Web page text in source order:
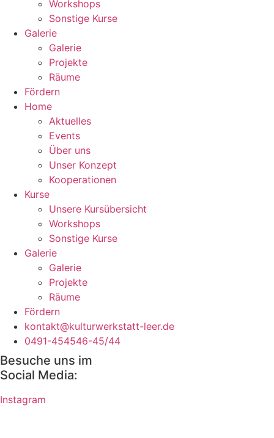
Workshops
Sonstige Kurse
Galerie
Galerie
Projekte
Räume
Fördern
Home
Aktuelles
Events
Über uns
Unser Konzept
Kooperationen
Kurse
Unsere Kursübersicht
Workshops
Sonstige Kurse
Galerie
Galerie
Projekte
Räume
Fördern
kontakt@kulturwerkstatt-leer.de
0491-454546-45/44
Besuche uns im
Social Media:
Instagram